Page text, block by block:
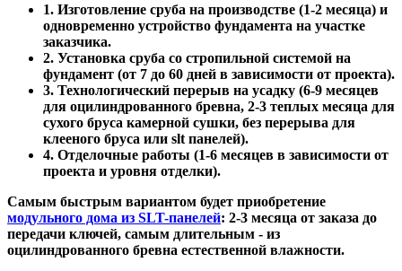
1. Изготовление сруба на производстве (1-2 месяца) и
одновременно устройство фундамента на участке
заказчика.
2. Установка сруба со стропильной системой на
фундамент (от 7 до 60 дней в зависимости от проекта).
3. Технологический перерыв на усадку (6-9 месяцев
для оцилиндрованного бревна, 2-3 теплых месяца для
сухого бруса камерной сушки, без перерыва для
клееного бруса или slt панелей).
4. Отделочные работы (1-6 месяцев в зависимости от
проекта и уровня отделки).
Самым быстрым вариантом будет приобретение
модульного дома из SLT-панелей: 2-3 месяца от заказа до
передачи ключей, самым длительным - из
оцилиндрованного бревна естественной влажности.